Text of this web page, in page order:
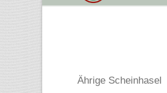
FEBRUAR
Ährige Scheinhasel